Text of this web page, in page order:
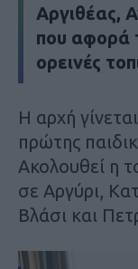
Αργιθέας,
που αφορά
ορεινές
Η αρχή
πρώτης
Ακολουθεί η
σε Αργύρι,
Βλάσι και